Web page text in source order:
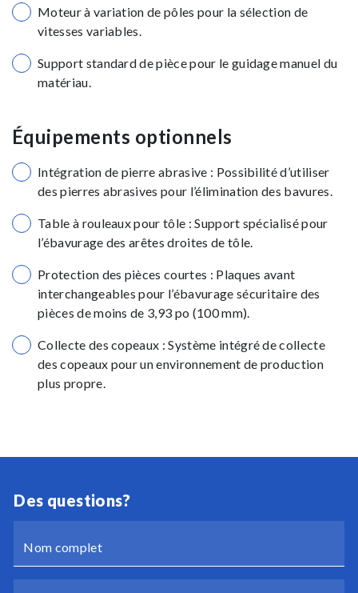
Moteur à variation de pôles pour la sélection de
vitesses variables.
Support standard de pièce pour le guidage manuel du
matériau.
Équipements optionnels
Intégration de pierre abrasive : Possibilité d’utiliser
des pierres abrasives pour l’élimination des bavures.
Table à rouleaux pour tôle : Support spécialisé pour
l’ébavurage des arêtes droites de tôle.
Protection des pièces courtes : Plaques avant
interchangeables pour l’ébavurage sécuritaire des
pièces de moins de 3,93 po (100 mm).
Collecte des copeaux : Système intégré de collecte
des copeaux pour un environnement de production
plus propre.
Des questions?